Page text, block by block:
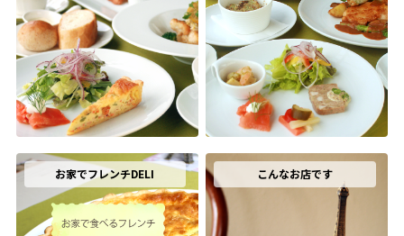
お家でフレンチDELI こんなお店です